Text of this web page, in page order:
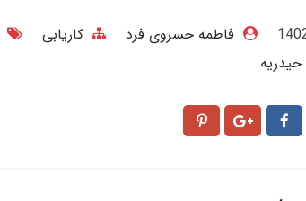
فاطمه خسروی فرد کاریابی
حیدریه